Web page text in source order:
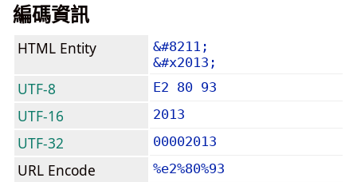
編碼資訊
HTML Entity
&#8211;
&#x2013;
UTF-8 E2 80 93
UTF-16 2013
UTF-32 00002013
URL Encode %e2%80%93